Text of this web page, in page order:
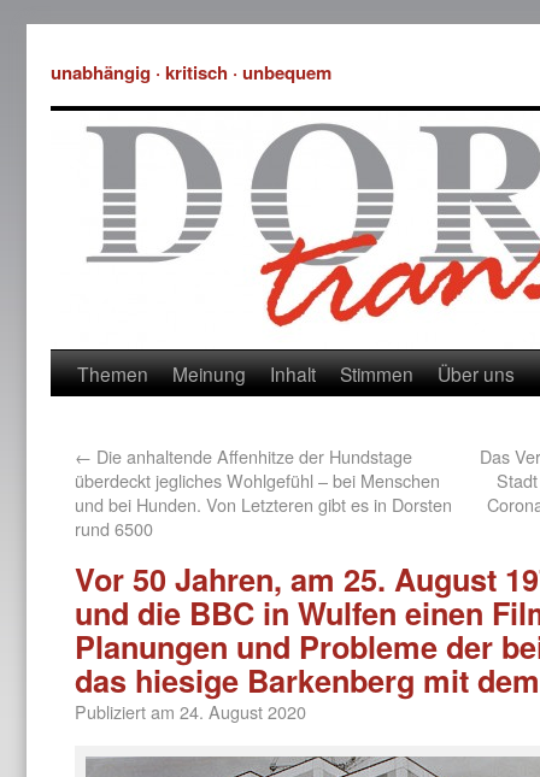
unabhängig · kritisch · unbequem
Themen Meinung Inhalt Stimmen Über uns
← Die anhaltende Affenhitze der Hundstage
überdeckt jegliches Wohlgefühl – bei Menschen
und bei Hunden. Von Letzteren gibt es in Dorsten
rund 6500
Das
Vor 50 Jahren, am 25. August
und die BBC in Wulfen einen
Planungen und Probleme der
das hiesige Barkenberg mit
Publiziert am 24. August 2020